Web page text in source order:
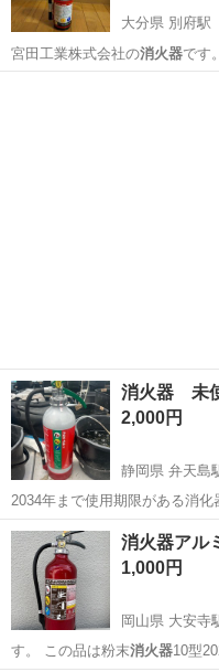
大分県 別府駅
宮田工業株式会社の消火器です
が、使用期限切れの消火器
消火器 未
2,000円
静岡県 弁天島
2034年まで使用期限がある消
村櫛町となります。
静岡 浜松市 弁天島駅
消火器アル
1,000円
岡山県 大安寺
す。 この品は粉末消火器